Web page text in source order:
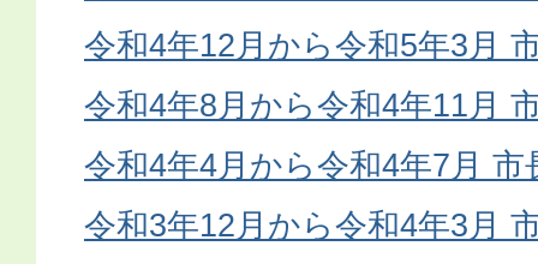
令和4年12月から令和5年3月
令和4年8月から令和4年11月
令和4年4月から令和4年7月 市
令和3年12月から令和4年3月